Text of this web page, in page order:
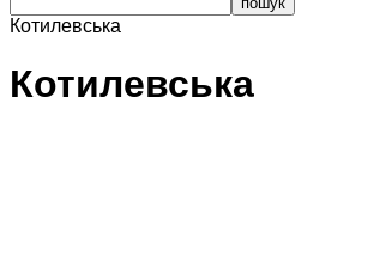
Котилевська
Котилевська